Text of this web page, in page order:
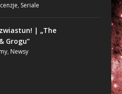
, Seriale
| „The
Grogu”
, Newsy